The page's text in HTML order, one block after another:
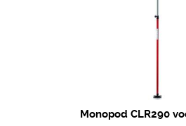
Monopod CLR290